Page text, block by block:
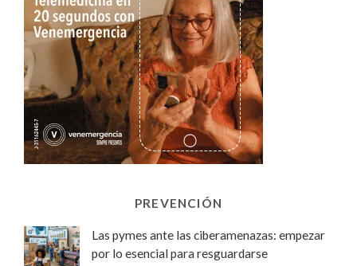
PREVENCIÓN
Las pymes ante las ciberamenazas: empezar
por lo esencial para resguardarse